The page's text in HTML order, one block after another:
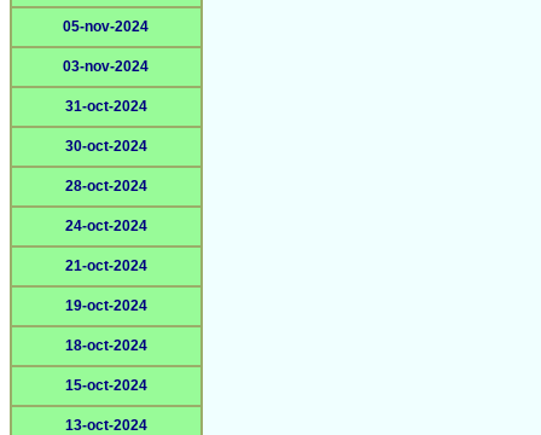
05-nov-2024
03-nov-2024
31-oct-2024
30-oct-2024
28-oct-2024
24-oct-2024
21-oct-2024
19-oct-2024
18-oct-2024
15-oct-2024
13-oct-2024